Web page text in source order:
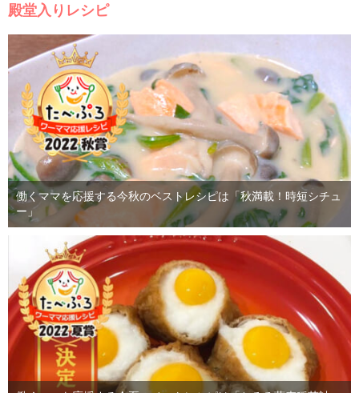
殿堂入りレシピ
働くママを応援する今秋のベストレシピは「秋満載！時短シチュ
ー」